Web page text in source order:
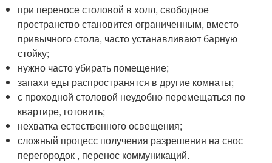
при переносе столовой в холл, свободное
пространство становится ограниченным, вместо
привычного стола, часто устанавливают барную
стойку;
нужно часто убирать помещение;
запахи еды распространятся в другие комнаты;
с проходной столовой неудобно перемещаться по
квартире, готовить;
нехватка естественного освещения;
сложный процесс получения разрешения на снос
перегородок , перенос коммуникаций.